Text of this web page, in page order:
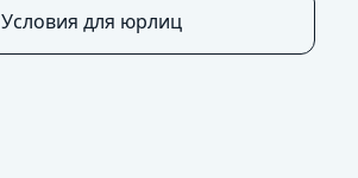
Условия для юрлиц